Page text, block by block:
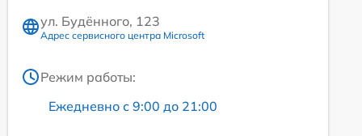
ул. Будённого, 123
Адрес сервисного центра Microsoft
Режим работы:
Ежедневно с 9:00 до 21:00